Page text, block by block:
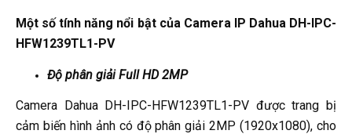
Một số tính năng nổi bật của Camera IP Dahua DH-IPC-
HFW1239TL1-PV
Độ phân giải Full HD 2MP
Camera Dahua DH-IPC-HFW1239TL1-PV được trang bị
cảm biến hình ảnh có độ phân giải 2MP (1920x1080), cho